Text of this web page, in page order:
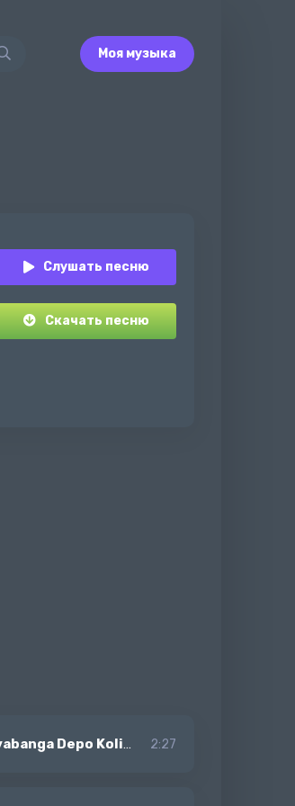
Моя музыка
Слушать песню
Скачать песню
Mekhman, Kavabanga Depo Kolibri -Твоя Ложь
2:27